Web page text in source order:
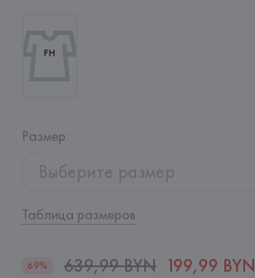
Размер:
Выберите размер
Таблица размеров
69% 639,99 BYN 199,99 BYN